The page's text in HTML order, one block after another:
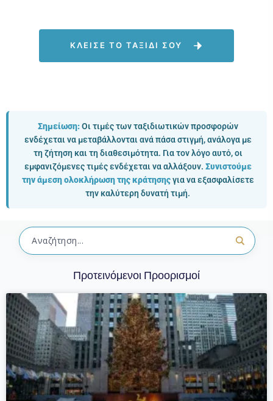
ΚΛΕΙΣΕ ΤΟ ΤΑΞΙΔΙ ΣΟΥ
Σημείωση:Οι τιμές των ταξιδιωτικών προσφορών
ενδέχεται να μεταβάλλονται ανά πάσα στιγμή, ανάλογα με
τη ζήτηση και τη διαθεσιμότητα. Για τον λόγο αυτό, οι
εμφανιζόμενες τιμές ενδέχεται να αλλάξουν. Συνιστούμε
την άμεση ολοκλήρωση της κράτησηςγια να εξασφαλίσετε
την καλύτερη δυνατή τιμή.
Προτεινόμενοι Προορισμοί